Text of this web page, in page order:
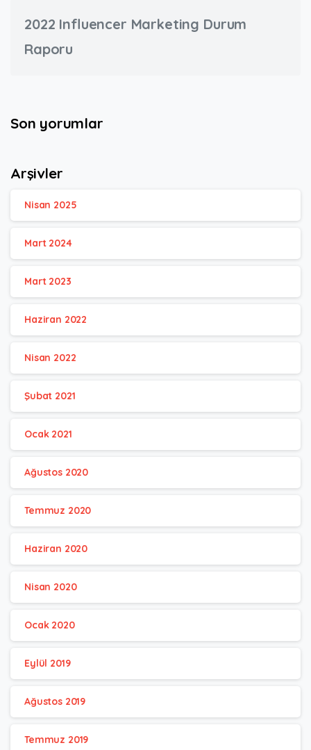
2022 Influencer Marketing Durum
Raporu
Son yorumlar
Arşivler
Nisan 2025
Mart 2024
Mart 2023
Haziran 2022
Nisan 2022
Şubat 2021
Ocak 2021
Ağustos 2020
Temmuz 2020
Haziran 2020
Nisan 2020
Ocak 2020
Eylül 2019
Ağustos 2019
Temmuz 2019